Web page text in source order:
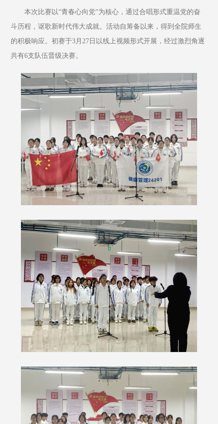
本次比赛以“青春心向党”为核心，通过合唱形式重温党的奋
斗历程，讴歌新时代伟大成就。活动自筹备以来，得到全院师生
的积极响应。初赛于3月27日以线上视频形式开展，经过激烈角逐
共有6支队伍晋级决赛。